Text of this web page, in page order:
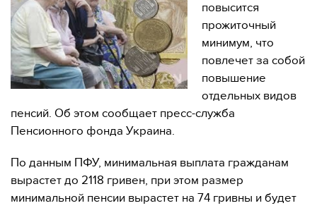
повысится
прожиточный
минимум, что
повлечет за собой
повышение
отдельных видов
пенсий. Об этом сообщает пресс-служба
Пенсионного фонда Украина.
По данным ПФУ, минимальная выплата гражданам
вырастет до 2118 гривен, при этом размер
минимальной пенсии вырастет на 74 гривны и будет